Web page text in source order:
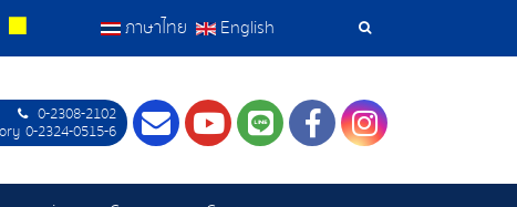
Search
ภาษาไทย English
0-2308-2102
0-2324-0515-6
ContactYoutube
LINEFacebookInstagram